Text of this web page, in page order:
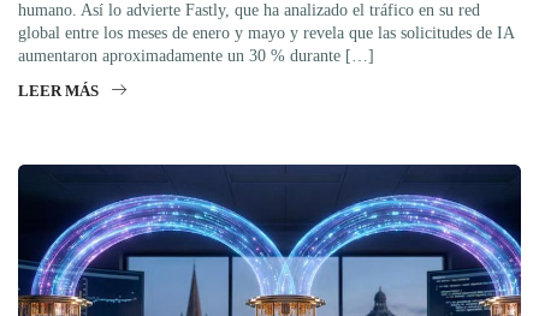
humano. Así lo advierte Fastly, que ha analizado el tráfico en su red
global entre los meses de enero y mayo y revela que las solicitudes de IA
aumentaron aproximadamente un 30 % durante […]
LEER MÁS